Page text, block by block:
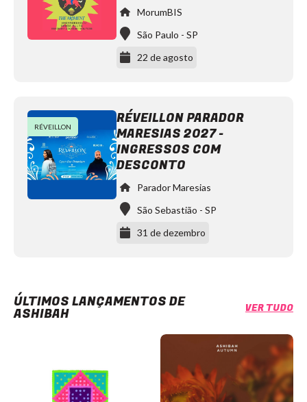
MorumBIS
São Paulo - SP
22 de agosto
RÉVEILLON
RÉVEILLON PARADOR
MARESIAS 2027 -
INGRESSOS COM
DESCONTO
Parador Maresias
São Sebastião - SP
31 de dezembro
ÚLTIMOS LANÇAMENTOS DE
ASHIBAH VER TUDO